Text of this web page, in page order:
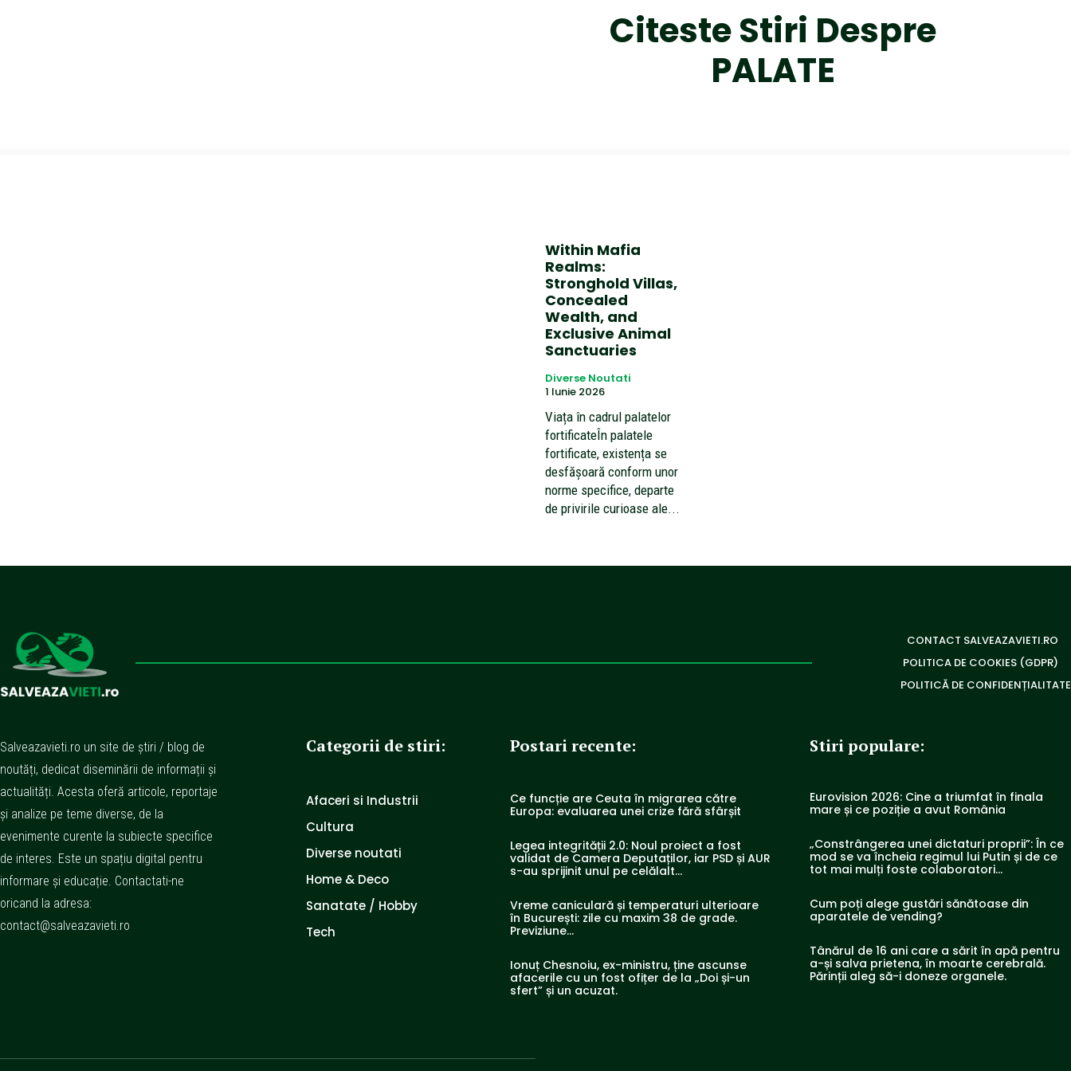
Citeste Stiri Despre
PALATE
Within Mafia
Realms:
Stronghold Villas,
Concealed
Wealth, and
Exclusive Animal
Sanctuaries
Diverse Noutati
1 Iunie 2026
Viața în cadrul palatelor
fortificateÎn palatele
fortificate, existența se
desfășoară conform unor
norme specifice, departe
de privirile curioase ale...
CONTACT SALVEAZAVIETI.RO
POLITICA DE COOKIES (GDPR)
POLITICĂ DE CONFIDENȚIALITATE
Salveazavieti.ro un site de știri / blog de
noutăți, dedicat diseminării de informații și
actualități. Acesta oferă articole, reportaje
și analize pe teme diverse, de la
evenimente curente la subiecte specifice
de interes. Este un spațiu digital pentru
informare și educație. Contactati-ne
oricand la adresa:
contact@salveazavieti.ro
Categorii de stiri:
Afaceri si Industrii
Cultura
Diverse noutati
Home & Deco
Sanatate / Hobby
Tech
Postari recente:
Ce funcție are Ceuta în migrarea către
Europa: evaluarea unei crize fără sfârșit
Legea integrității 2.0: Noul proiect a fost
validat de Camera Deputaților, iar PSD și AUR
s-au sprijinit unul pe celălalt…
Vreme caniculară și temperaturi ulterioare
în București: zile cu maxim 38 de grade.
Previziune…
Ionuț Chesnoiu, ex-ministru, ține ascunse
afacerile cu un fost ofițer de la „Doi și-un
sfert” și un acuzat.
Stiri populare:
Eurovision 2026: Cine a triumfat în finala
mare și ce poziție a avut România
„Constrângerea unei dictaturi proprii”: În ce
mod se va încheia regimul lui Putin și de ce
tot mai mulți foste colaboratori…
Cum poți alege gustări sănătoase din
aparatele de vending?
Tânărul de 16 ani care a sărit în apă pentru
a-și salva prietena, în moarte cerebrală.
Părinții aleg să-i doneze organele.